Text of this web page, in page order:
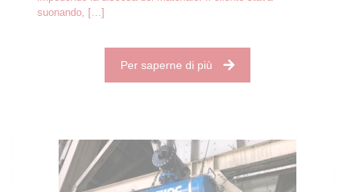
suonando, […]
Per saperne di più